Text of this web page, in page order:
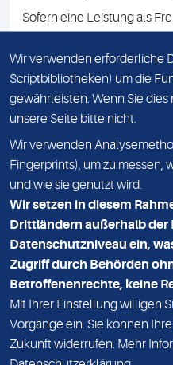
Sofern eine Leistung als
Namen des Fremdlabors
Fremdlaborleistung
Vereinbarung
DATENSCHUTZ
KONTAKT
NEWSLETTER
ADRESSE
MVZ Medizinisches Labor
Essener Straße 108
22419 Hamburg
Wir verwenden erforderliche
Scriptbibliotheken) um die
gewährleisten. Wenn Sie
unsere Seite bitte nicht.
Wir verwenden
Fingerprints), um zu messen,
und wie sie genutzt wird.
Wir setzen in diesem
Drittländern außerhalb der
Datenschutzniveau ein,
Zugriff durch Behörden
Betroffenenrechte, keine
Mit Ihrer Einstellung willigen
Vorgänge ein. Sie können
Zukunft widerrufen. Mehr